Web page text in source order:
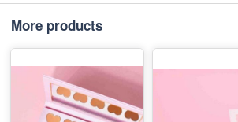
More products